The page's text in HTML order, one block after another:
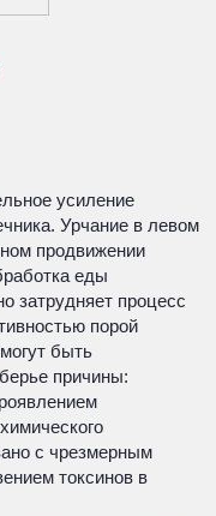
усиление
Урчание в левом
продвижении
еды
затрудняет процесс
порой
быть
причины:
с чрезмерным
токсинов в